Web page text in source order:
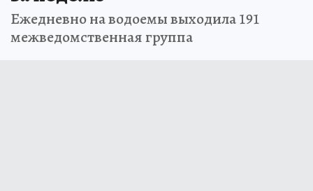
Ежедневно на водоемы выходила 191
межведомственная группа